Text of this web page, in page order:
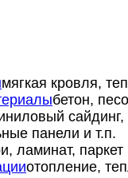
мягкая кровля,
бетон,
сайдинг,
панели и т.п.
ламинат, паркет
отопление,